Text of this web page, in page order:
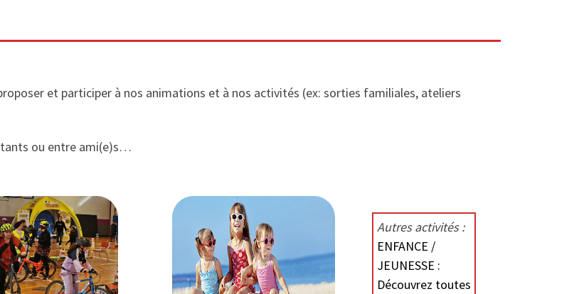
et participer à nos animations et à nos activités (ex: sorties familiales, ateliers
ou entre ami(e)s…
Autres activités :
ENFANCE /
JEUNESSE :
Découvrez toutes